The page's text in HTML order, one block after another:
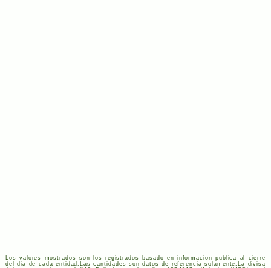
Los valores mostrados son los registrados basado en informacion publica al cierre
del dia de cada entidad.Las cantidades son datos de referencia solamente.La divisa